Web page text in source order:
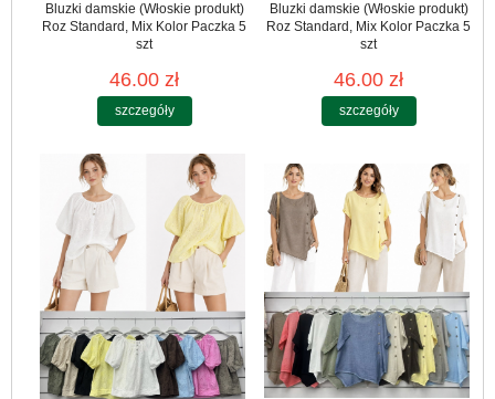
Bluzki damskie (Włoskie produkt)
Roz Standard, Mix Kolor Paczka 5
szt
46.00 zł
szczegóły
Bluzki damskie (Włoskie produkt)
Roz Standard, Mix Kolor Paczka 5
szt
46.00 zł
szczegóły